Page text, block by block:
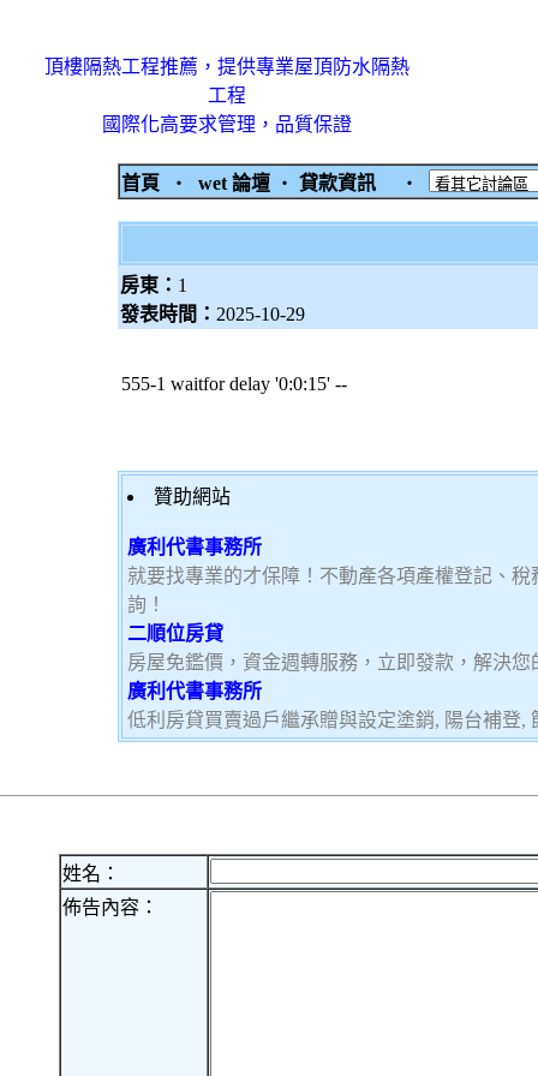
頂樓隔熱工程推薦，提供專業屋頂防水隔熱
工程
國際化高要求管理，品質保證
首頁 ‧ wet 論壇 ‧ 貸款資訊 ‧
房東： 1
發表時間： 2025-10-29
555-1 waitfor delay '0:0:15' --
贊助網站
廣利代書事務所
就要找專業的才保障！不動產各項產權登記、
詢！
二順位房貸
房屋免鑑價，資金週轉服務，立即發款，解決您
廣利代書事務所
低利房貸買賣過戶繼承贈與設定塗銷, 陽台補登,
姓名：
佈告內容：